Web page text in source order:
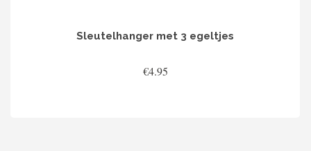
Sleutelhanger met 3 egeltjes
€4.95